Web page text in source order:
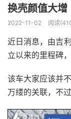
换壳颜值大增
2022-11-02 阅读
近日消息，由吉
立以来的里程碑，
该车大家应该并
万缕的关联，不